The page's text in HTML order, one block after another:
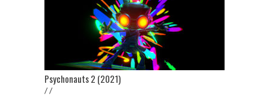
Psychonauts 2 (2021)
/ /